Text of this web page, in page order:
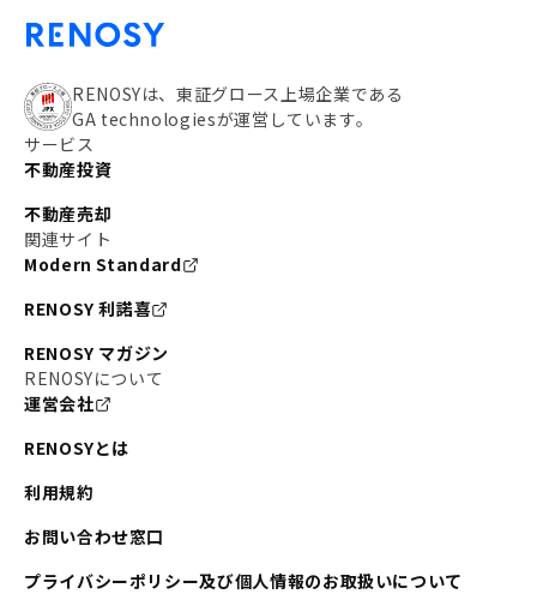
RENOSYは、東証グロース上場企業である
GA technologiesが運営しています。
サービス
不動産投資
不動産売却
関連サイト
Modern Standard
RENOSY 利諾喜
RENOSY マガジン
RENOSYについて
運営会社
RENOSYとは
利用規約
お問い合わせ窓口
プライバシーポリシー及び個人情報のお取扱いについて